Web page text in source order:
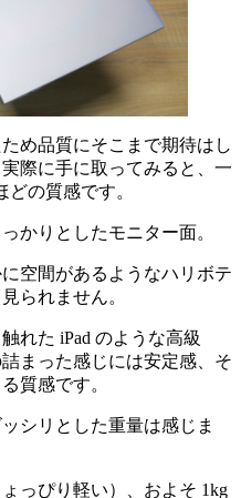
め品質にそこまで期待はし
際に手に取ってみると、 一
どの質感です。
かりとしたモニター面。
空間があるようなハリボテ
られません。
れた iPad のような高級
まった感じには安定感、そ
質感です。
シリとした重量は感じま
っぴり軽い）、およそ 1kg